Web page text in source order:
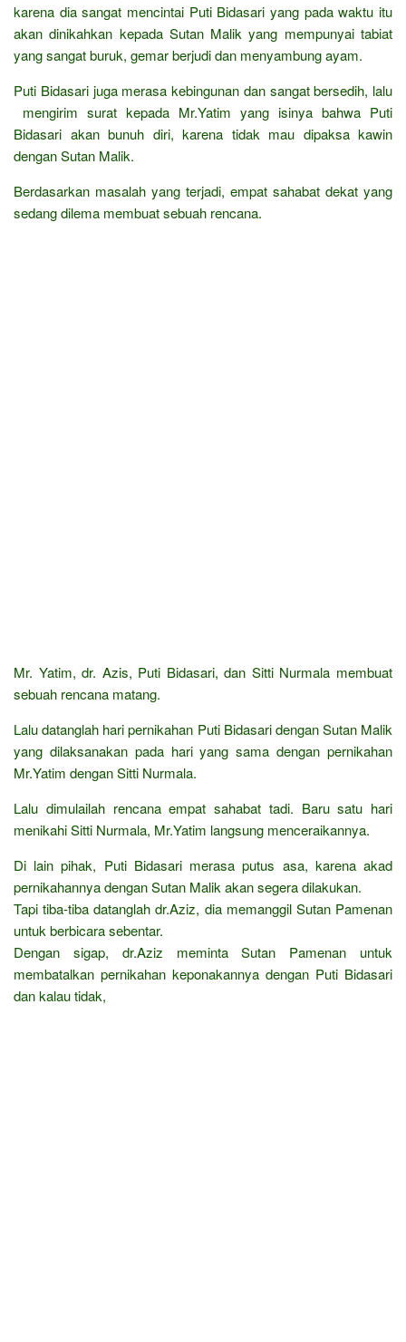
karena dia sangat mencintai Puti Bidasari yang pada waktu itu
akan dinikahkan kepada Sutan Malik yang mempunyai tabiat
yang sangat buruk, gemar berjudi dan menyambung ayam.
Puti Bidasari juga merasa kebingunan dan sangat bersedih, lalu
mengirim surat kepada Mr.Yatim yang isinya bahwa Puti
Bidasari akan bunuh diri, karena tidak mau dipaksa kawin
dengan Sutan Malik.
Berdasarkan masalah yang terjadi, empat sahabat dekat yang
sedang dilema membuat sebuah rencana.
Mr. Yatim, dr. Azis, Puti Bidasari, dan Sitti Nurmala membuat
sebuah rencana matang.
Lalu datanglah hari pernikahan Puti Bidasari dengan Sutan Malik
yang dilaksanakan pada hari yang sama dengan pernikahan
Mr.Yatim dengan Sitti Nurmala.
Lalu dimulailah rencana empat sahabat tadi. Baru satu hari
menikahi Sitti Nurmala, Mr.Yatim langsung menceraikannya.
Di lain pihak, Puti Bidasari merasa putus asa, karena akad
pernikahannya dengan Sutan Malik akan segera dilakukan.
Tapi tiba-tiba datanglah dr.Aziz, dia memanggil Sutan Pamenan
untuk berbicara sebentar.
Dengan sigap, dr.Aziz meminta Sutan Pamenan untuk
membatalkan pernikahan keponakannya dengan Puti Bidasari
dan kalau tidak,